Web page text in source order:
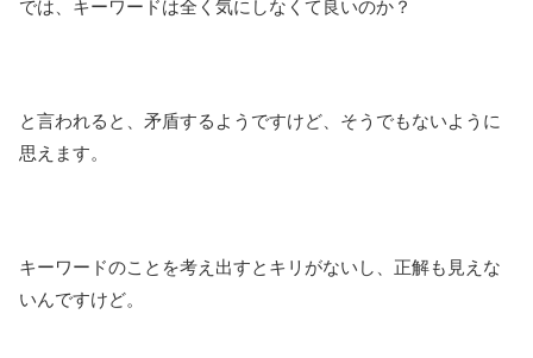
では、キーワードは全く気にしなくて良いのか？
と言われると、矛盾するようですけど、そうでもないように
思えます。
キーワードのことを考え出すとキリがないし、正解も見えな
いんですけど。